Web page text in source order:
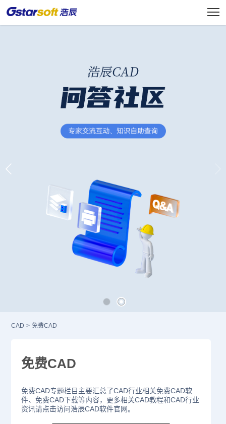
CAD > 免费CAD
免费CAD
免费CAD专题栏目主要汇总了CAD行业相关免费CAD软
件、免费CAD下载等内容，更多相关CAD教程和CAD行业
资讯请点击访问浩辰CAD软件官网。